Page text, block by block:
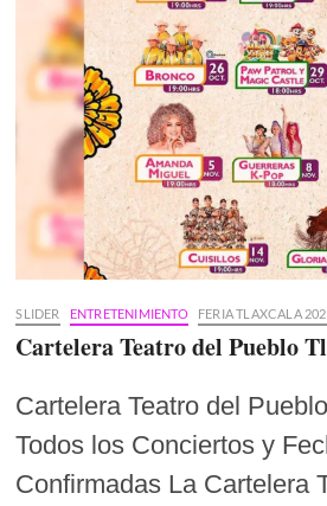
SLIDER ENTRETENIMIENTO FERIA TLAXCALA
Cartelera Teatro del Pueblo
Cartelera Teatro del
Todos los Conciertos y
Confirmadas La Cartelera